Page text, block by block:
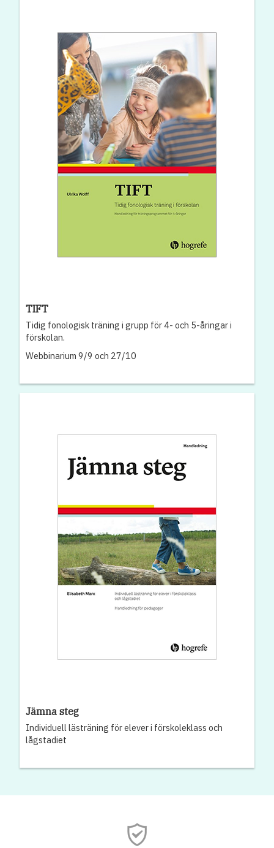
TIFT
Tidig fonologisk träning i grupp för 4- och 5-åringar i
förskolan.
Webbinarium 9/9 och 27/10
Jämna steg
Individuell lästräning för elever i förskoleklass och
lågstadiet